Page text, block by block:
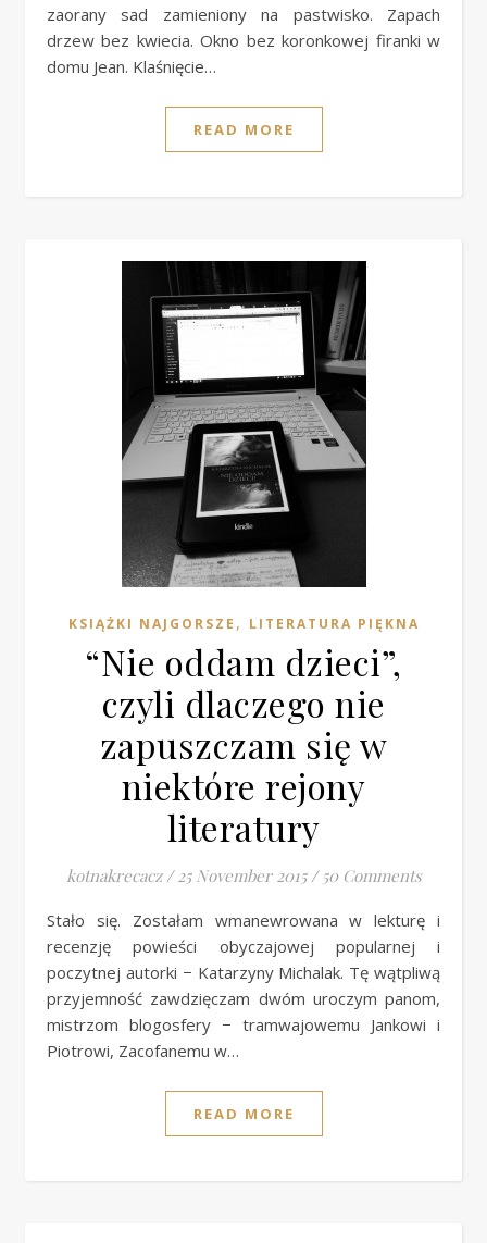
zaorany sad zamieniony na pastwisko. Zapach
drzew bez kwiecia. Okno bez koronkowej firanki w
domu Jean. Klaśnięcie…
READ MORE
KSIĄŻKI NAJGORSZE , LITERATURA PIĘKNA
“Nie oddam dzieci”,
czyli dlaczego nie
zapuszczam się w
niektóre rejony
literatury
kotnakrecacz / 25 November 2015 / 50 Comments
Stało się. Zostałam wmanewrowana w lekturę i
recenzję powieści obyczajowej popularnej i
poczytnej autorki − Katarzyny Michalak. Tę wątpliwą
przyjemność zawdzięczam dwóm uroczym panom,
mistrzom blogosfery − tramwajowemu Jankowi i
Piotrowi, Zacofanemu w…
READ MORE